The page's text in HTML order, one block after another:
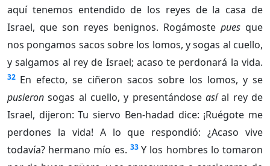
aquí tenemos entendido de los reyes de la casa de
Israel, que son reyes benignos. Rogámoste pues que
nos pongamos sacos sobre los lomos, y sogas al cuello,
y salgamos al rey de Israel; acaso te perdonará la vida.
32 En efecto, se ciñeron sacos sobre los lomos, y se
pusieron sogas al cuello, y presentándose asíal rey de
Israel, dijeron: Tu siervo Ben-hadad dice: ¡Ruégote me
perdones la vida! A lo que respondió: ¿Acaso vive
todavía? hermano mío es. 33 Y los hombres lo tomaron